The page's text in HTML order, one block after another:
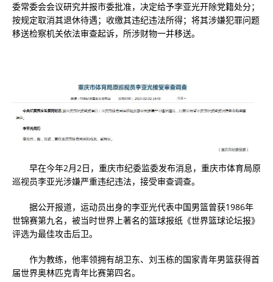
委常委会会议研究并报市委批准，决定给予李亚光开除党籍处分；
按规定取消其退休待遇；收缴其违纪违法所得；将其涉嫌犯罪问题
移送检察机关依法审查起诉，所涉财物一并移送。
早在今年2月2日，重庆市纪委监委发布消息，重庆市体育局原
巡视员李亚光涉嫌严重违纪违法，接受审查调查。
据公开报道，运动员出身的李亚光代表中国男篮曾获1986年
世锦赛第九名，被当时世界上著名的篮球报纸《世界篮球论坛报》
评选为最佳攻击后卫。
作为教练，他率领拥有胡卫东、刘玉栋的国家青年男篮获得首
届世界奥林匹克青年比赛第四名。